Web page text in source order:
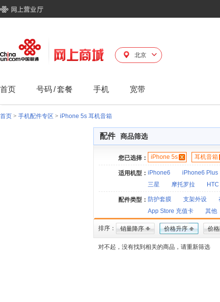
北京
首页 号码/套餐 手机 宽带
首页 > 手机配件专区 > iPhone 5s 耳机音箱
配件 商品筛选
您已选择： iPhone 5s 耳机音箱
适用机型： iPhone6
iPhone6 Plus
三星
摩托罗拉 HTC
配件类型： 防护套膜 支架外设
App Store 充值卡
其他
排序： 销量降序 价格升序 价
对不起，没有找到相关的商品，请重新筛选